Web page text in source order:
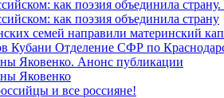
как поэзия объединила
как поэзия объединила страну
семей направили материнский
Кубани Отделение СФР по
Яковенко. Анонс публикации
Яковенко
и все россияне!